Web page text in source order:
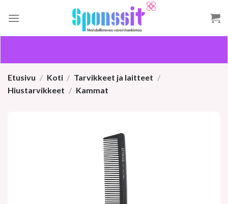
Etusivu / Koti / Tarvikkeet ja laitteet /
Hiustarvikkeet / Kammat